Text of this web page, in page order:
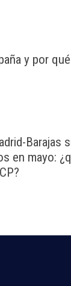
y por
Barajas
en mayo: